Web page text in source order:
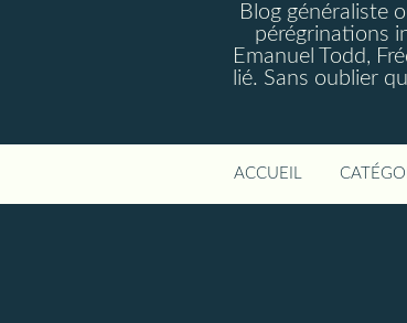
Blog généraliste
pérégrinations
Emanuel Todd,
lié. Sans oublier
ACCUEIL